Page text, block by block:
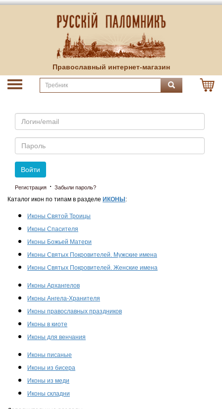
Православный интернет-магазин
Email
Пароль
Войти
Регистрация · Забыли пароль?
Каталог икон по типам в разделе ИКОНЫ :
Иконы Святой Троицы
Иконы Спасителя
Иконы Божьей Матери
Иконы Святых Покровителей. Мужские имена
Иконы Святых Покровителей. Женские имена
Иконы Архангелов
Иконы Ангела-Хранителя
Иконы православных праздников
Иконы в киоте
Иконы для венчания
Иконы писаные
Иконы из бисера
Иконы из меди
Иконы складни